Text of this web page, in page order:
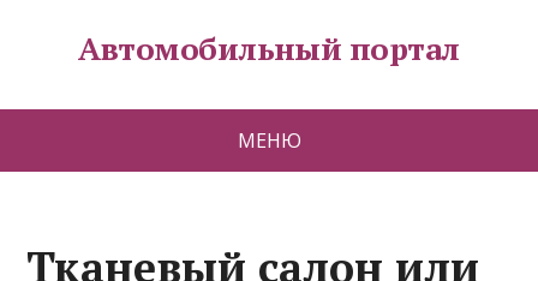
Автомобильный портал
МЕНЮ
Тканевый салон или